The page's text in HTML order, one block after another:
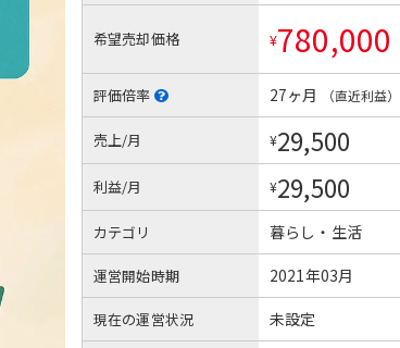
希望売却価格 ¥780,000
評価倍率 27ヶ月 （直近利益）
売上/月 ¥29,500
利益/月 ¥29,500
カテゴリ 暮らし・生活
運営開始時期 2021年03月
現在の運営状況 未設定